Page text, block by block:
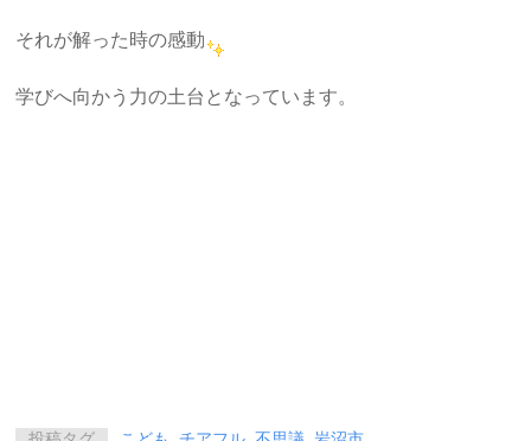
それが解った時の感動
学びへ向かう力の土台となっています。